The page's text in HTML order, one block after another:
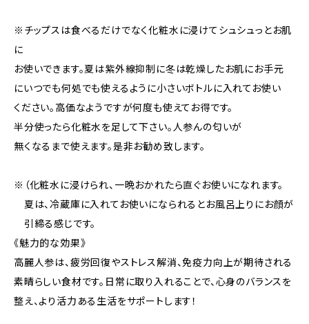
※チップスは食べるだけでなく化粧水に浸けてシュシュっとお肌
に
お使いできます。夏は紫外線抑制に冬は乾燥したお肌にお手元
にいつでも何処でも使えるように小さいボトルに入れてお使い
ください。高価なようですが何度も使えてお得です。
半分使ったら化粧水を足して下さい。人参んの匂いが
無くなるまで使えます。是非お勧め致します。
※（化粧水に浸けられ、一晩おかれたら直ぐお使いになれます。
夏は、冷蔵庫に入れてお使いになられるとお風呂上りにお顔が
引締る感じです。
《魅力的な効果》
高麗人参は、疲労回復やストレス解消、免疫力向上が期待される
素晴らしい食材です。日常に取り入れることで、心身のバランスを
整え、より活力ある生活をサポートします！